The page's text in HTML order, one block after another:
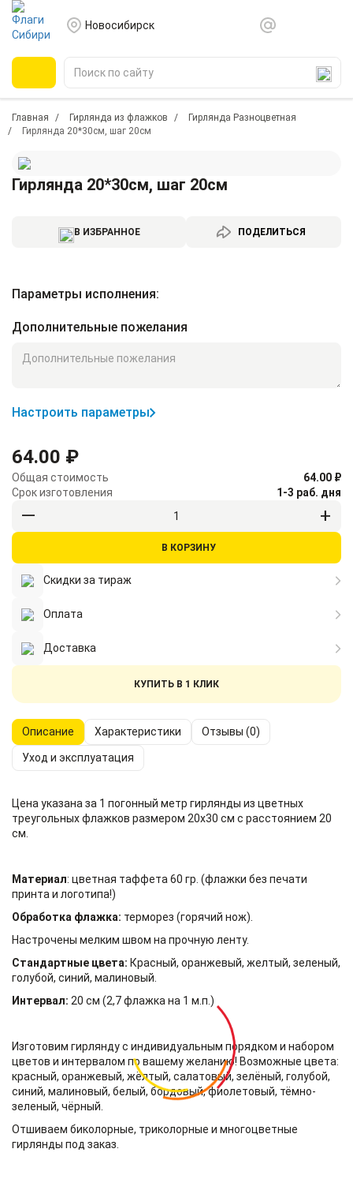
Новосибирск
Главная Гирлянда из флажков
Гирлянда Разноцветная
Гирлянда 20*30см, шаг 20см
Гирлянда 20*30см, шаг 20см
В ИЗБРАННОЕ ПОДЕЛИТЬСЯ
Параметры исполнения:
Дополнительные пожелания
Настроить параметры
64.00 ₽
Общая стоимость
64.00 ₽
Срок изготовления
1-3 раб. дня
В КОРЗИНУ
Скидки за тираж
Оплата
Доставка
КУПИТЬ В 1 КЛИК
Описание Характеристики Отзывы (0)
Уход и эксплуатация
Цена указана за 1 погонный метр гирлянды из цветных
треугольных флажков размером 20х30 см с расстоянием 20
см.
Материал: цветная таффета 60 гр. (флажки без печати
принта и логотипа!)
Обработка флажка: терморез (горячий нож).
Настрочены мелким швом на прочную ленту.
Стандартные цвета: Красный, оранжевый, желтый, зеленый,
голубой, синий, малиновый.
Интервал: 20 см (2,7 флажка на 1 м.п.)
Изготовим гирлянду с индивидуальным порядком и набором
цветов и интервалом по вашему желанию! Возможные цвета:
красный, оранжевый, жёлтый, салатовый, зелёный, голубой,
синий, малиновый, белый, бордовый, фиолетовый, тёмно-
зеленый, чёрный.
Отшиваем биколорные, триколорные и многоцветные
гирлянды под заказ.